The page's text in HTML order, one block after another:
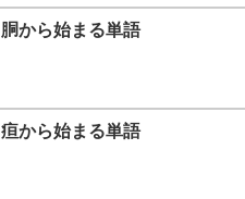
胴から始まる単語
疸から始まる単語